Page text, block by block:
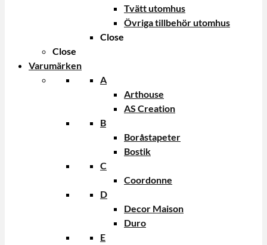
Tvätt utomhus
Övriga tillbehör utomhus
Close
Close
Varumärken
A
Arthouse
AS Creation
B
Boråstapeter
Bostik
C
Coordonne
D
Decor Maison
Duro
E